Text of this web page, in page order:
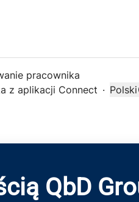
pracownika
z aplikacji Connect ·
Zmień
Polski
QbD